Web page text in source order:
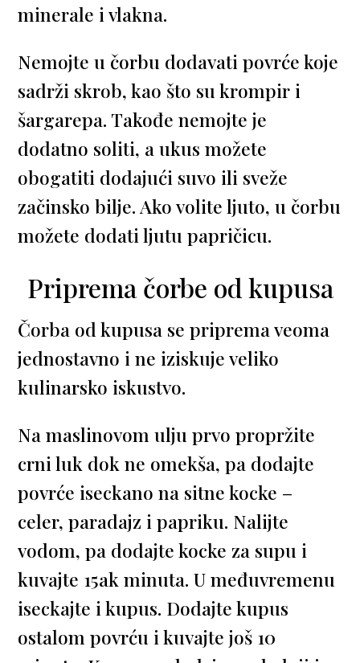
minerale i vlakna.
Nemojte u čorbu dodavati povrće koje
sadrži skrob, kao što su krompir i
šargarepa. Takođe nemojte je
dodatno soliti, a ukus možete
obogatiti dodajući suvo ili sveže
začinsko bilje. Ako volite ljuto, u čorbu
možete dodati ljutu papričicu.
Priprema čorbe od kupusa
Čorba od kupusa se priprema veoma
jednostavno i ne iziskuje veliko
kulinarsko iskustvo.
Na maslinovom ulju prvo propržite
crni luk dok ne omekša, pa dodajte
povrće iseckano na sitne kocke –
celer, paradajz i papriku. Nalijte
vodom, pa dodajte kocke za supu i
kuvajte 15ak minuta. U međuvremenu
iseckajte i kupus. Dodajte kupus
ostalom povrću i kuvajte još 10